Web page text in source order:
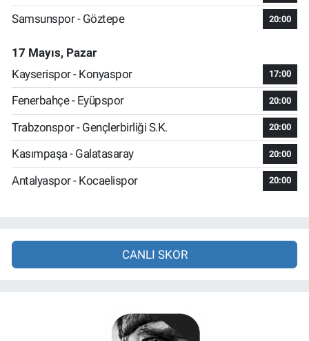
Samsunspor - Göztepe 20:00
17 Mayıs, Pazar
Kayserispor - Konyaspor
17:00
Fenerbahçe - Eyüpspor 20:00
Trabzonspor - Gençlerbirliği S.K. 20:00
Kasımpaşa - Galatasaray 20:00
Antalyaspor - Kocaelispor 20:00
CANLI SKOR